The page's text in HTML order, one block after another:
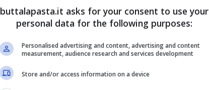
SENAPE DELICATA
buttalapasta.it asks for your consent to use your
personal data for the following purposes:
Personalised advertising and content, advertising and content
measurement, audience research and services development
Store and/or access information on a device